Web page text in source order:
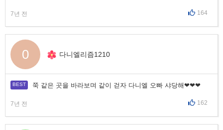
7년 전 164
0 다니엘리즘1210
쭉 같은 곳을 바라보며 같이 걷자 다니엘 오빠 샤당해❤❤❤
7년 전 162